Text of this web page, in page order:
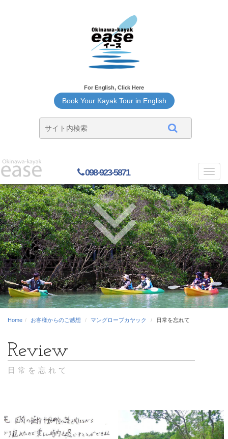
For English, Click Here
Book Your Kayak Tour in English
098-923-5871
Home お客様からのご感想 マングローブカヤック 日常を忘れて
日常を忘れて